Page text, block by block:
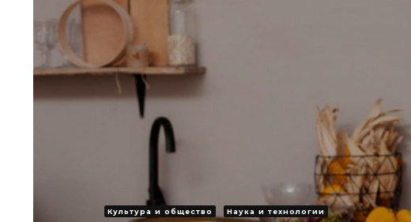
Культура и общество Наука и технологии